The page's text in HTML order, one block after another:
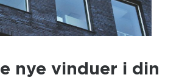
nye vinduer i din